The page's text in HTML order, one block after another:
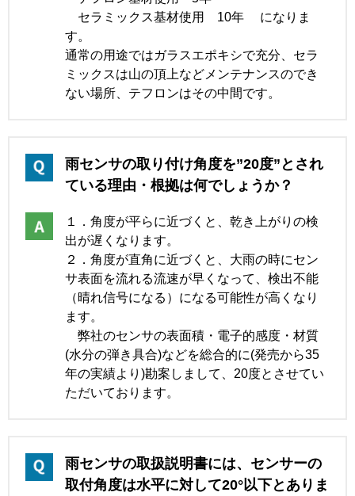
セラミックス基材使用 10年 になりま
す。
通常の用途ではガラスエポキシで充分、セラ
ミックスは山の頂上などメンテナンスのでき
ない場所、テフロンはその中間です。
雨センサの取り付け角度を”20度”とされ
ている理由・根拠は何でしょうか？
１．角度が平らに近づくと、乾き上がりの検
出が遅くなります。
２．角度が直角に近づくと、大雨の時にセン
サ表面を流れる流速が早くなって、検出不能
（晴れ信号になる）になる可能性が高くなり
ます。
弊社のセンサの表面積・電子的感度・材質
(水分の弾き具合)などを総合的に(発売から35
年の実績より)勘案しまして、20度とさせてい
ただいております。
雨センサの取扱説明書には、センサーの
取付角度は水平に対して20°以下とありま